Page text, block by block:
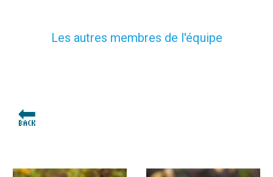
Les autres membres de l'équipe
🔙